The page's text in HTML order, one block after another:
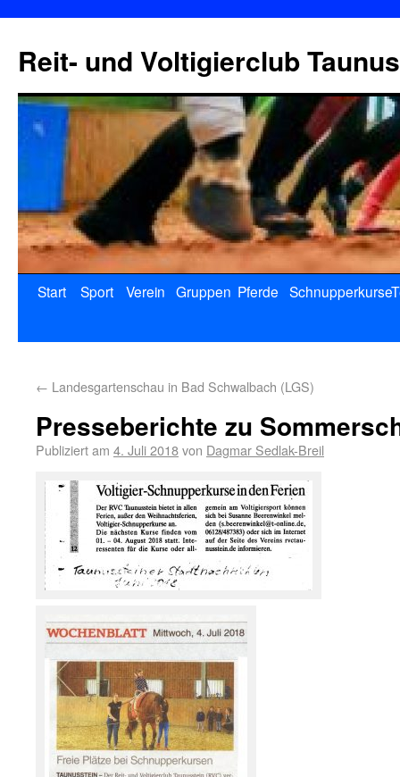
Reit- und Voltigierclub
Start Sport Verein Gruppen Pferde Schnupperkurse
← Landesgartenschau in Bad Schwalbach (LGS)
Presseberichte zu
Publiziert am 4. Juli 2018von Dagmar Sedlak-Breil